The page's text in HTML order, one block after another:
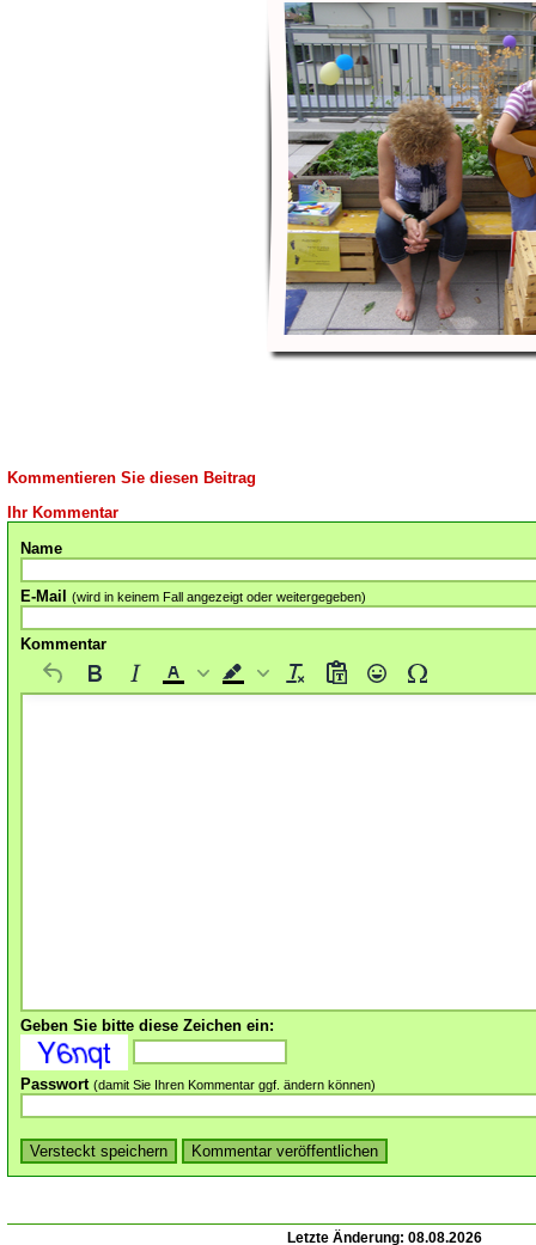
Kommentieren Sie diesen Beitrag
Ihr Kommentar
Name
E-Mail (wird in keinem Fall angezeigt oder weitergegeben)
Kommentar
Geben Sie bitte diese Zeichen ein:
Passwort (damit Sie Ihren Kommentar ggf. ändern können)
Letzte Änderung: 08.08.2026